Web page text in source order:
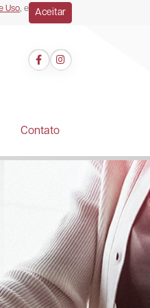
Uso, e Aceitar
FacebookInstagram
Contato